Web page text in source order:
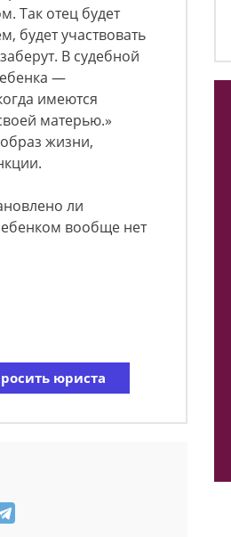
Так отец будет
будет участвовать
В судебной
—
имеются
матерью.»
жизни,
ли
вообще нет
юриста